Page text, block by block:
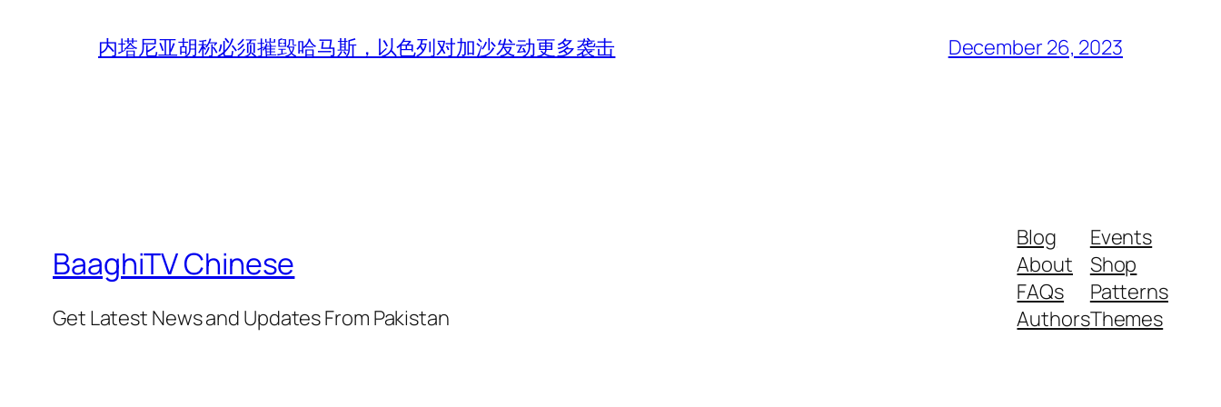
内塔尼亚胡称必须摧毁哈马斯，以色列对加沙发动更多袭击 December 26, 2023
BaaghiTV Chinese
Get Latest News and Updates From Pakistan
Blog
About
FAQs
Authors
Events
Shop
Patterns
Themes